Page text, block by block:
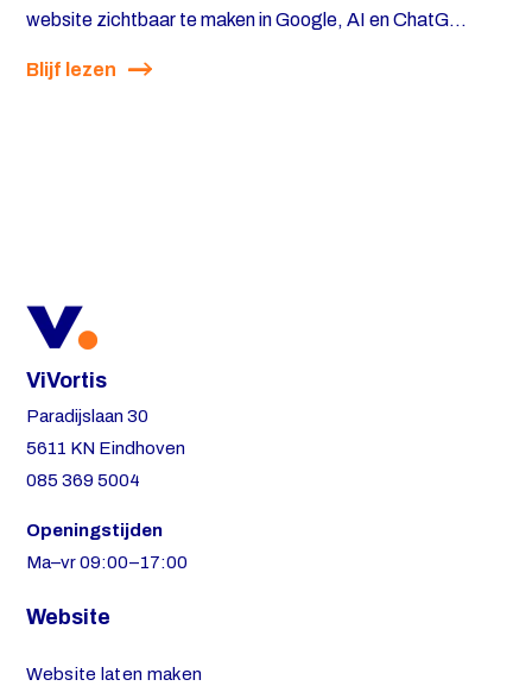
website zichtbaar te maken in Google, AI en ChatG...
Blijf lezen
ViVortis
Paradijslaan 30
5611 KN Eindhoven
085 369 5004
Openingstijden
Ma–vr 09:00–17:00
Website
Website laten maken